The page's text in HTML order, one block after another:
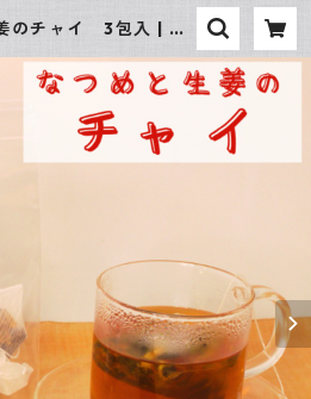
のチャイ 3包入 | 薬